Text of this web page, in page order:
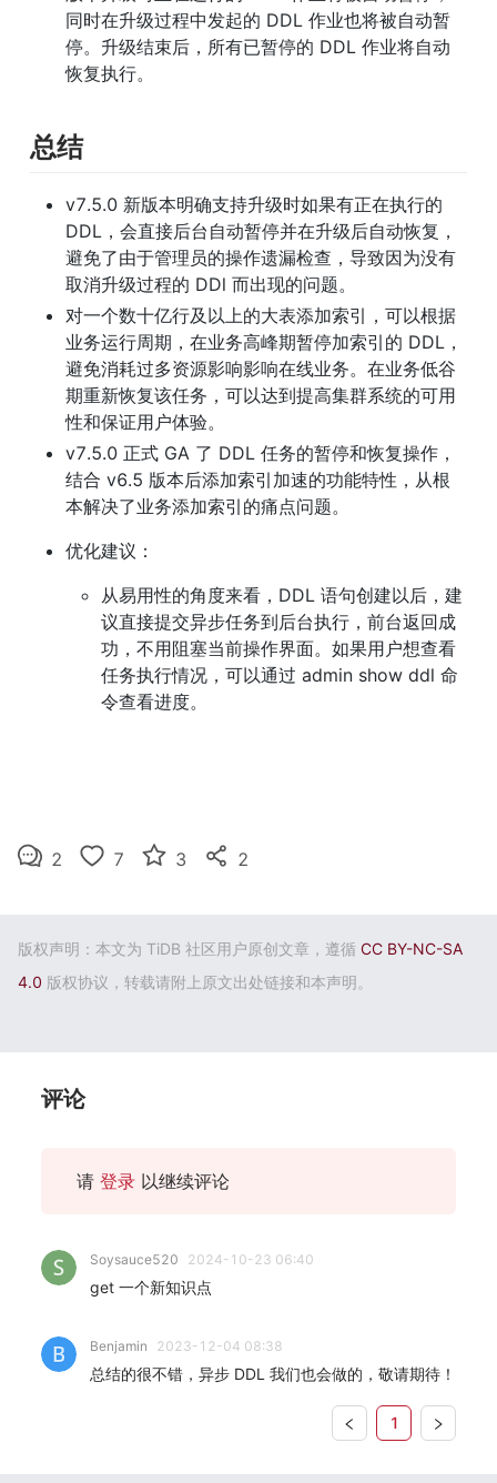
同时在升级过程中发起的 DDL 作业也将被自动暂
停。升级结束后，所有已暂停的 DDL 作业将自动
恢复执行。
总结
v7.5.0 新版本明确支持升级时如果有正在执行的
DDL，会直接后台自动暂停并在升级后自动恢复，
避免了由于管理员的操作遗漏检查，导致因为没有
取消升级过程的 DDl 而出现的问题。
对一个数十亿行及以上的大表添加索引，可以根据
业务运行周期，在业务高峰期暂停加索引的 DDL，
避免消耗过多资源影响影响在线业务。在业务低谷
期重新恢复该任务，可以达到提高集群系统的可用
性和保证用户体验。
v7.5.0 正式 GA 了 DDL 任务的暂停和恢复操作，
结合 v6.5 版本后添加索引加速的功能特性，从根
本解决了业务添加索引的痛点问题。
优化建议：
从易用性的角度来看，DDL 语句创建以后，建
议直接提交异步任务到后台执行，前台返回成
功，不用阻塞当前操作界面。如果用户想查看
任务执行情况，可以通过 admin show ddl 命
令查看进度。
2 7 3 2
版权声明：本文为 TiDB 社区用户原创文章，遵循 CC BY-NC-SA
4.0 版权协议，转载请附上原文出处链接和本声明。
评论
请 登录 以继续评论
Soysauce520 2024-10-23 06:40
get 一个新知识点
Benjamin 2023-12-04 08:38
总结的很不错，异步 DDL 我们也会做的，敬请期待！
1